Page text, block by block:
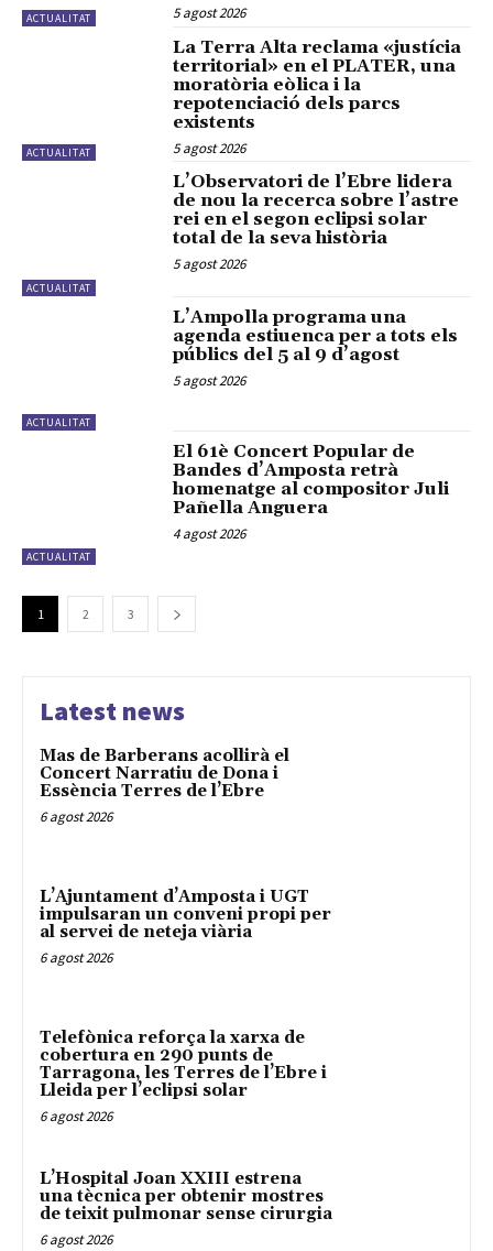
ACTUALITAT 5 agost 2026
ACTUALITAT
La Terra Alta reclama «justícia
territorial» en el PLATER, una
moratòria eòlica i la
repotenciació dels parcs
existents
5 agost 2026
ACTUALITAT
L’Observatori de l’Ebre lidera
de nou la recerca sobre l’astre
rei en el segon eclipsi solar
total de la seva història
5 agost 2026
ACTUALITAT
L’Ampolla programa una
agenda estiuenca per a tots els
públics del 5 al 9 d’agost
5 agost 2026
ACTUALITAT
El 61è Concert Popular de
Bandes d’Amposta retrà
homenatge al compositor Juli
Pañella Anguera
4 agost 2026
1 2 3
Latest news
Mas de Barberans acollirà el
Concert Narratiu de Dona i
Essència Terres de l’Ebre
6 agost 2026
L’Ajuntament d’Amposta i UGT
impulsaran un conveni propi per
al servei de neteja viària
6 agost 2026
Telefònica reforça la xarxa de
cobertura en 290 punts de
Tarragona, les Terres de l’Ebre i
Lleida per l’eclipsi solar
6 agost 2026
L’Hospital Joan XXIII estrena
una tècnica per obtenir mostres
de teixit pulmonar sense cirurgia
6 agost 2026